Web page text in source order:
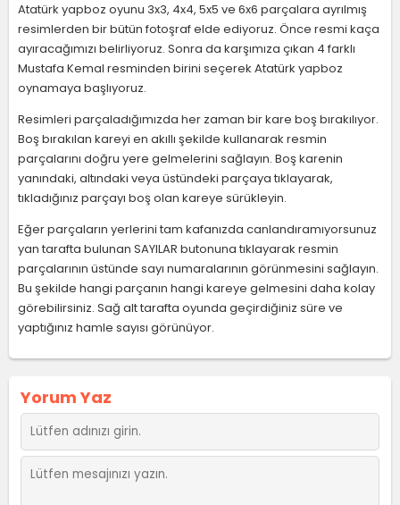
Atatürk yapboz oyunu 3x3, 4x4, 5x5 ve 6x6 parçalara ayrılmış
resimlerden bir bütün fotoşraf elde ediyoruz. Önce resmi kaça
ayıracağımızı belirliyoruz. Sonra da karşımıza çıkan 4 farklı
Mustafa Kemal resminden birini seçerek Atatürk yapboz
oynamaya başlıyoruz.
Resimleri parçaladığımızda her zaman bir kare boş bırakılıyor.
Boş bırakılan kareyi en akıllı şekilde kullanarak resmin
parçalarını doğru yere gelmelerini sağlayın. Boş karenin
yanındaki, altındaki veya üstündeki parçaya tıklayarak,
tıkladığınız parçayı boş olan kareye sürükleyin.
Eğer parçaların yerlerini tam kafanızda canlandıramıyorsunuz
yan tarafta bulunan SAYILAR butonuna tıklayarak resmin
parçalarının üstünde sayı numaralarının görünmesini sağlayın.
Bu şekilde hangi parçanın hangi kareye gelmesini daha kolay
görebilirsiniz. Sağ alt tarafta oyunda geçirdiğiniz süre ve
yaptığınız hamle sayısı görünüyor.
Yorum Yaz